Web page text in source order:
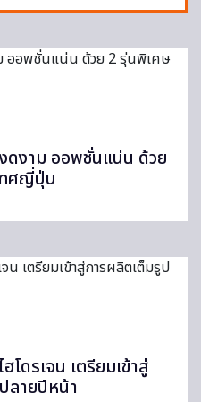
ดงาม ออพชั่นแน่น ด้วย
ทศญี่ปุ่น
ดรเจน เตรียมเข้าสู่
ลายปีหน้า